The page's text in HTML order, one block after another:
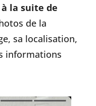
la suite de
de la
sa localisation,
informations